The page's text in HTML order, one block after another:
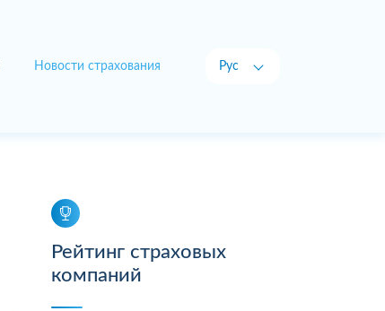
Новости страхования Рус
Рейтинг страховых
компаний